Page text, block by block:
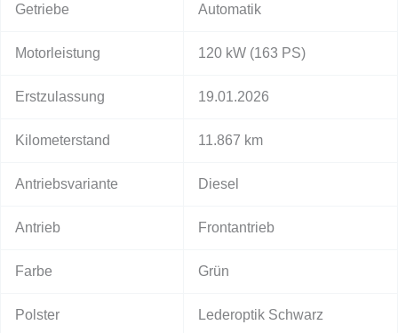
Getriebe Automatik
Motorleistung 120 kW (163 PS)
Erstzulassung 19.01.2026
Kilometerstand 11.867 km
Antriebsvariante Diesel
Antrieb Frontantrieb
Farbe Grün
Polster Lederoptik Schwarz